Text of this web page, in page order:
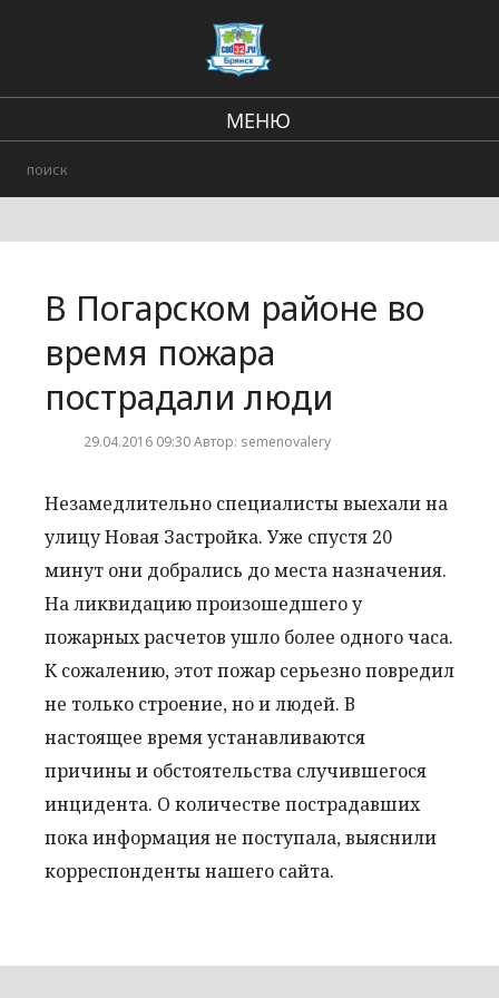
МЕНЮ
Городские события
В Погарском районе во
время пожара
пострадали люди
29.04.2016 09:30 Автор: semenovalery
Незамедлительно специалисты выехали на
улицу Новая Застройка. Уже спустя 20
минут они добрались до места назначения.
На ликвидацию произошедшего у
пожарных расчетов ушло более одного часа.
К сожалению, этот пожар серьезно повредил
не только строение, но и людей. В
настоящее время устанавливаются
причины и обстоятельства случившегося
инцидента. О количестве пострадавших
пока информация не поступала, выяснили
корреспонденты нашего сайта.